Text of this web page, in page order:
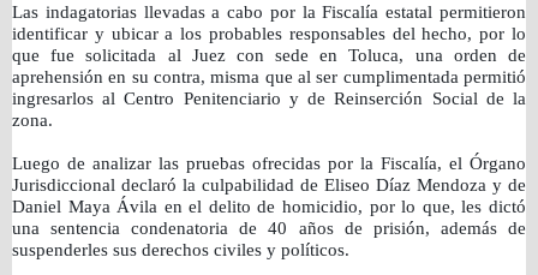
Las indagatorias llevadas a cabo por la Fiscalía estatal permitieron
identificar y ubicar a los probables responsables del hecho, por lo
que fue solicitada al Juez con sede en Toluca, una orden de
aprehensión en su contra, misma que al ser cumplimentada permitió
ingresarlos al Centro Penitenciario y de Reinserción Social de la
zona.
Luego de analizar las pruebas ofrecidas por la Fiscalía, el Órgano
Jurisdiccional declaró la culpabilidad de Eliseo Díaz Mendoza y de
Daniel Maya Ávila en el delito de homicidio, por lo que, les dictó
una sentencia condenatoria de 40 años de prisión, además de
suspenderles sus derechos civiles y políticos.